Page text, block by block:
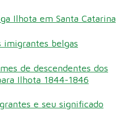
Ilhota em Santa Catarina
imigrantes belgas
de descendentes dos
Ilhota 1844-1846
e seu significado